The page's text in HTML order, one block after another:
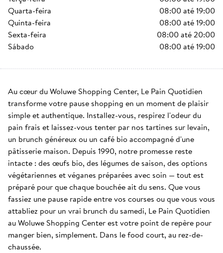
quarta-feira
08:00até19:00
quinta-feira
08:00até19:00
sexta-feira
08:00até20:00
sábado
08:00até19:00
Au cœur du Woluwe Shopping Center, Le Pain Quotidien
transforme votre pause shopping en un moment de plaisir
simple et authentique. Installez-vous, respirez l'odeur du
pain frais et laissez-vous tenter par nos tartines sur levain,
un brunch généreux ou un café bio accompagné d'une
pâtisserie maison. Depuis 1990, notre promesse reste
intacte : des œufs bio, des légumes de saison, des options
végétariennes et véganes préparées avec soin — tout est
préparé pour que chaque bouchée ait du sens. Que vous
fassiez une pause rapide entre vos courses ou que vous vous
attabliez pour un vrai brunch du samedi, Le Pain Quotidien
au Woluwe Shopping Center est votre point de repère pour
manger bien, simplement. Dans le food court, au rez-de-
chaussée.